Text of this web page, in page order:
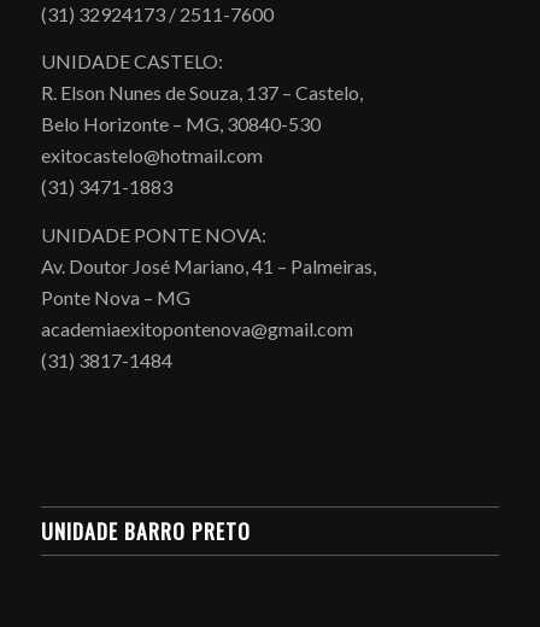
(31) 32924173 / 2511-7600
UNIDADE CASTELO:
R. Elson Nunes de Souza, 137 – Castelo,
Belo Horizonte – MG, 30840-530
exitocastelo@hotmail.com
(31) 3471-1883
UNIDADE PONTE NOVA:
Av. Doutor José Mariano, 41 – Palmeiras,
Ponte Nova – MG
academiaexitopontenova@gmail.com
(31) 3817-1484
UNIDADE BARRO PRETO